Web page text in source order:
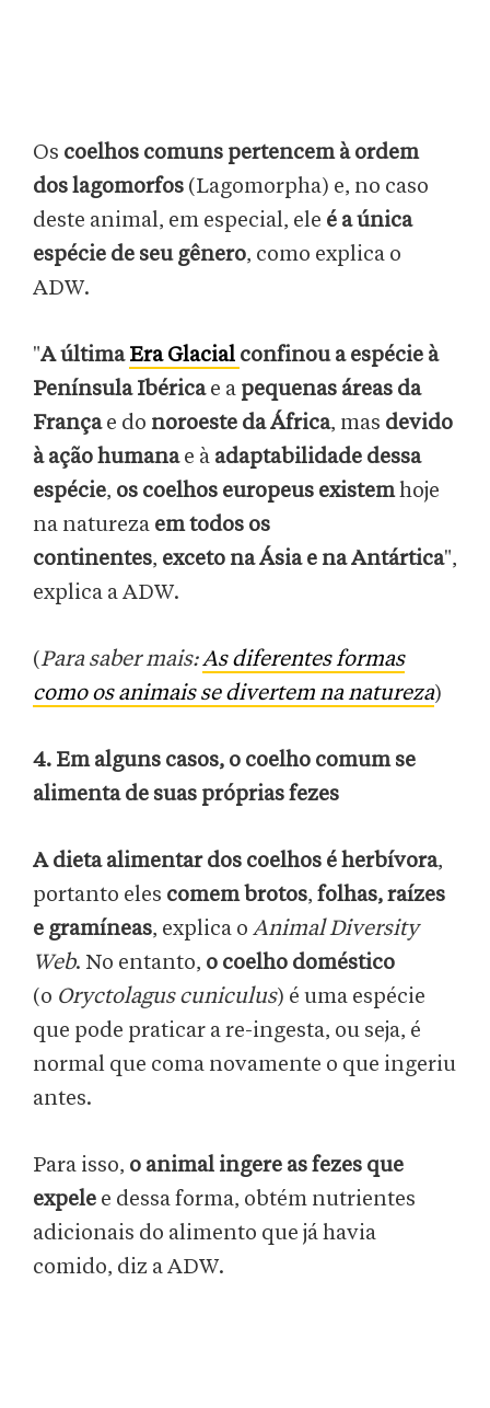
Os coelhos comuns pertencem à ordem
dos lagomorfos (Lagomorpha) e, no caso
deste animal, em especial, ele é a única
espécie de seu gênero, como explica o
ADW.
"A última Era Glacial confinou a espécie à
Península Ibéricae a pequenas áreas da
Françae do noroeste da África, mas devido
à ação humanae à adaptabilidade dessa
espécie, os coelhos europeus existemhoje
na natureza em todos os
continentes, exceto na Ásia e na Antártica",
explica a ADW.
(Para saber mais:As diferentes formas
como os animais se divertem na natureza)
4. Em alguns casos, o coelho comum se
alimenta de suas próprias fezes
A dieta alimentar dos coelhos é herbívora,
portanto eles comem brotos, folhas, raízes
e gramíneas, explica o Animal Diversity
Web. No entanto, o coelho doméstico
(o Oryctolagus cuniculus) é uma espécie
que pode praticar a re-ingesta, ou seja, é
normal que coma novamente o que ingeriu
antes.
Para isso, o animal ingere as fezes que
expele e dessa forma, obtém nutrientes
adicionais do alimento que já havia
comido, diz a ADW.